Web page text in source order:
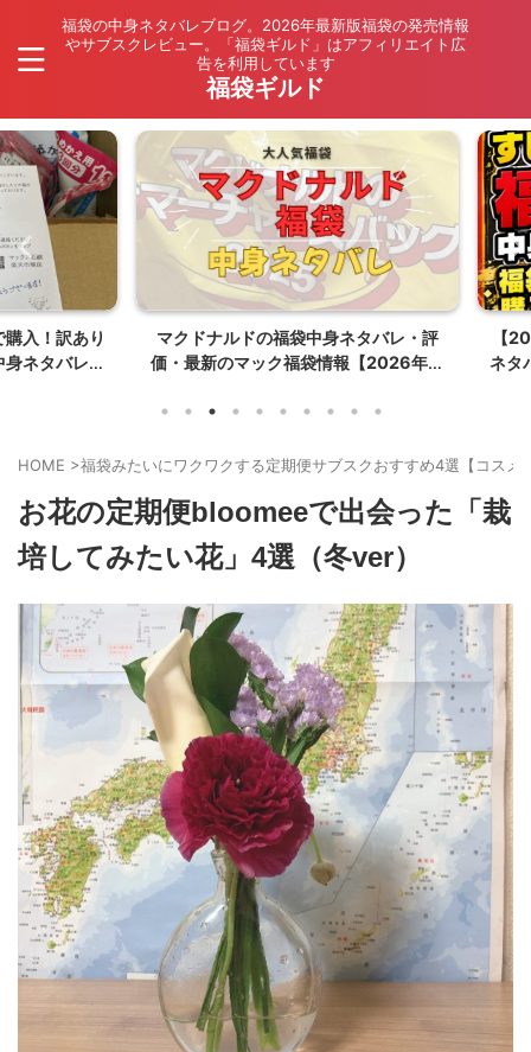
福袋の中身ネタバレブログ。2026年最新版福袋の発売情報
やサブスクレビュー。「福袋ギルド」はアフィリエイト広
告を利用しています
福袋ギルド
！訳あり
タバレ
マクドナルドの福袋中身ネタバレ・評
価・最新のマック福袋情報【2026年夏
【2026
ネタバ
HOME >福袋みたいにワクワクする定期便サブスクおすすめ4選【コスメ
お花の定期便bloomeeで出会った「栽
培してみたい花」4選（冬ver）